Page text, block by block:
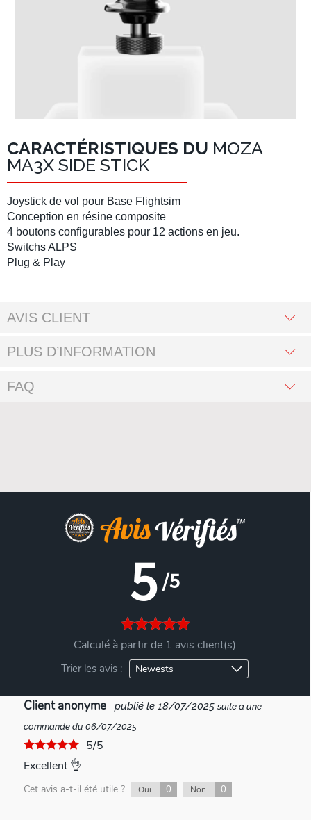
CARACTÉRISTIQUES DU MOZA
MA3X SIDE STICK
Joystick de vol pour Base Flightsim
Conception en résine composite
4 boutons configurables pour 12 actions en jeu.
Switchs ALPS
Plug & Play
AVIS CLIENT
PLUS D’INFORMATION
FAQ
5/5
Calculé à partir de 1 avis client(s)
Trier les avis :
Client anonyme publié le 18/07/2025 suite à une
commande du 06/07/2025
5/5
Excellent 👌
Cet avis a-t-il été utile ? Oui 0 Non 0